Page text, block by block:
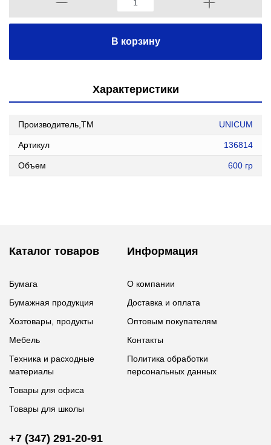
В корзину
Характеристики
Производитель,ТМ UNICUM
Артикул 136814
Объем 600 гр
Каталог товаров
Бумага
Бумажная продукция
Хозтовары, продукты
Мебель
Техника и расходные
материалы
Товары для офиса
Товары для школы
Информация
О компании
Доставка и оплата
Оптовым покупателям
Контакты
Политика обработки
персональных данных
+7 (347) 291-20-91